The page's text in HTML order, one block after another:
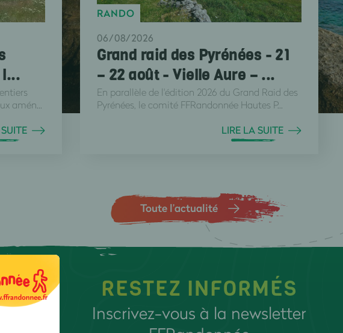
l...
amén...
RANDO
06/08/2026
Grand raid des Pyrénées - 21
– 22 août - Vielle Aure – ...
En parallèle de l'édition 2026 du Grand Raid des
Pyrénées, le comité FFRandonnée Hautes P...
LIRE LA SUITE
Toute l’actualité
RESTEZ INFORMÉS
Inscrivez-vous à la newsletter